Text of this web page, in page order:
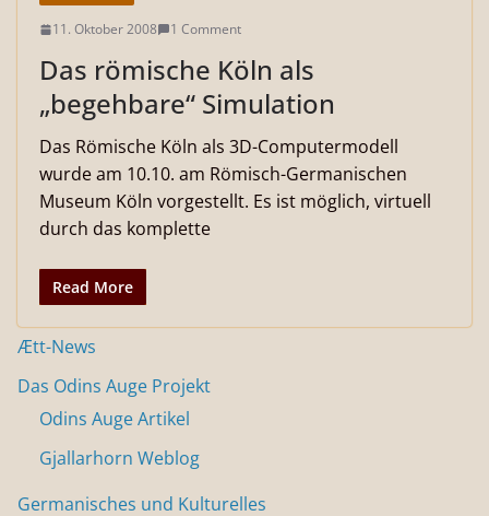
11. Oktober 2008 1 Comment
Das römische Köln als
„begehbare“ Simulation
Das Römische Köln als 3D-Computermodell
wurde am 10.10. am Römisch-Germanischen
Museum Köln vorgestellt. Es ist möglich, virtuell
durch das komplette
Read More
Ætt-News
Das Odins Auge Projekt
Odins Auge Artikel
Gjallarhorn Weblog
Germanisches und Kulturelles